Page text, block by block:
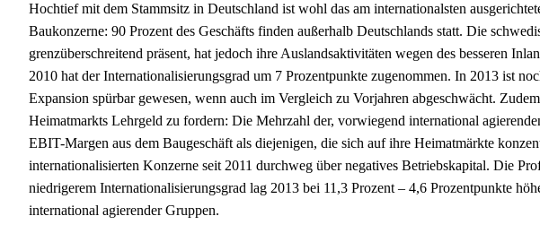
Hochtief mit dem Stammsitz in Deutschland ist wohl das am internationalsten
Baukonzerne: 90 Prozent des Geschäfts finden außerhalb Deutschlands statt. Die
grenzüberschreitend präsent, hat jedoch ihre Auslandsaktivitäten wegen des besseren
2010 hat der Internationalisierungsgrad um 7 Prozentpunkte zugenommen. In 2013 ist
Expansion spürbar gewesen, wenn auch im Vergleich zu Vorjahren abgeschwächt.
Heimatmarkts Lehrgeld zu fordern: Die Mehrzahl der, vorwiegend international
EBIT-Margen aus dem Baugeschäft als diejenigen, die sich auf ihre Heimatmärkte
internationalisierten Konzerne seit 2011 durchweg über negatives Betriebskapital. Die
niedrigerem Internationalisierungsgrad lag 2013 bei 11,3 Prozent – 4,6 Prozentpunkte
international agierender Gruppen.